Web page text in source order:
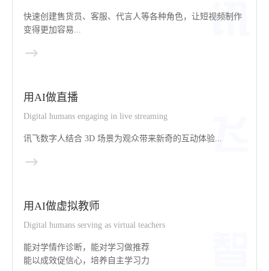
快速创建售货员、客服、代言人等各种角色，让短视频制作
变得更加容易...
用AI做直播
Digital humans engaging in live streaming
讯飞数字人结合 3D 场景为观众带来新奇的互动体验...
用AI做虚拟教师
Digital humans serving as virtual teachers
能对学情作诊断，能对学习做推荐
能以成效促信心，培养自主学习力